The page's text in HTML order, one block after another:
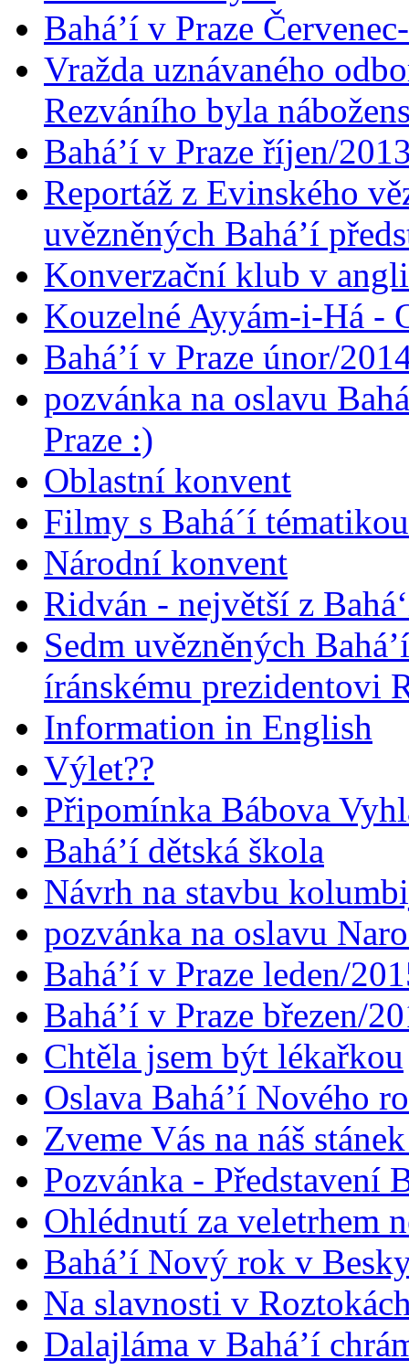
Bahá’í v Praze
Vražda uznávaného
Rezváního byla
Bahá’í v Praze říjen/
Reportáž z Evinského
uvězněných Bahá’í
Konverzační klub v
Kouzelné Ayyám-i-Há -
Bahá’í v Praze únor/
pozvánka na oslavu
Praze :)
Oblastní konvent
Filmy s Bahá´í
Národní konvent
Ridván - největší z
Sedm uvězněných
íránskému prezidentovi
Information in English
Výlet??
Připomínka Bábova
Bahá’í dětská škola
Návrh na stavbu
pozvánka na oslavu
Bahá’í v Praze leden/
Bahá’í v Praze březen/
Chtěla jsem být lékařkou
Oslava Bahá’í Nového
Zveme Vás na náš
Pozvánka - Představení
Ohlédnutí za veletrhem
Bahá’í Nový rok v
Na slavnosti v
Dalajláma v Bahá’í